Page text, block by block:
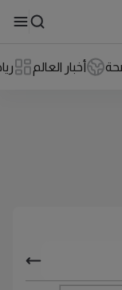
أخبار العالم